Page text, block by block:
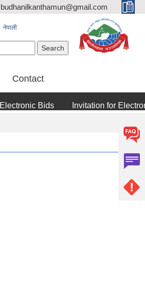
budhanilkanthamun@gmail.com
नेपाली
Contact
Bids Invitation for Electronic